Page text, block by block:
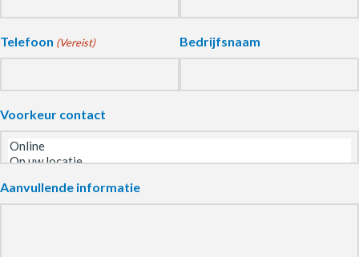
Telefoon (Vereist) Bedrijfsnaam
Voorkeur contact
Aanvullende informatie